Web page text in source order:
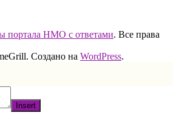
портала НМО с ответами. Все права
Создано на WordPress.
Insert